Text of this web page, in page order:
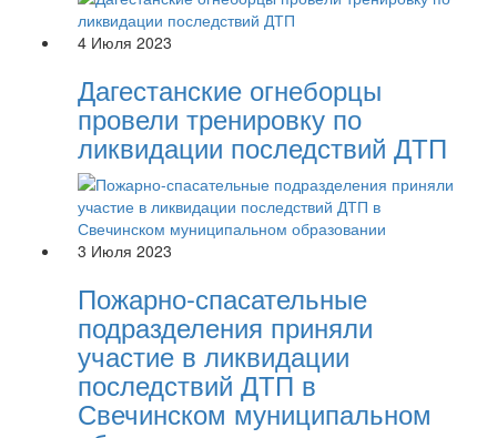
4 Июля 2023
Дагестанские огнеборцы
провели тренировку по
ликвидации последствий ДТП
3 Июля 2023
Пожарно-спасательные
подразделения приняли
участие в ликвидации
последствий ДТП в
Свечинском муниципальном